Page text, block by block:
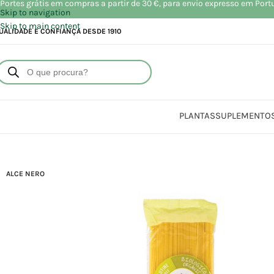
Skip to navigation
Skip to main content
E CONFIANÇA DESDE 1910
PLANTAS
ALCE NERO
Portes grátis em compras a partir de 30 €, para envio expresso em